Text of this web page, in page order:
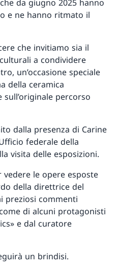
da giugno 2025 hanno
e ne hanno ritmato il
che invitiamo sia il
a condividere
un’occasione speciale
della ceramica
percorso
dalla presenza di Carine
federale della
visita delle esposizioni.
le opere esposte
della direttrice del
preziosi commenti
di alcuni protagonisti
e dal curatore
un brindisi.